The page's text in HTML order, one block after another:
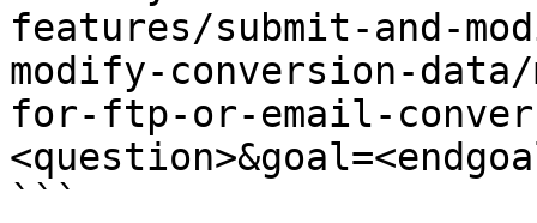
features/submit-and-
modify-conversion-
for-ftp-or-email-
```